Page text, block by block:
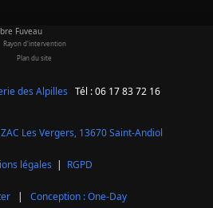
Fuveau
Rayon d'intervention
Plan du site
des Alpilles Tél : 06 17 83 72 16
Les Vergers, 13670 Saint-Andiol
légales | RGPD
| Conception : One-Day